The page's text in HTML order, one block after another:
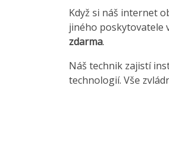
Když si náš internet
jiného poskytovatele
zdarma.
Náš technik zajistí
technologií. Vše